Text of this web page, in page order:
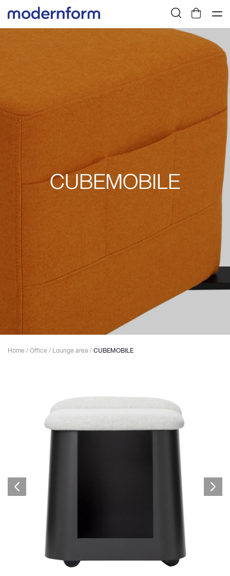
CUBEMOBILE
Home/Office/Lounge area/CUBEMOBILE